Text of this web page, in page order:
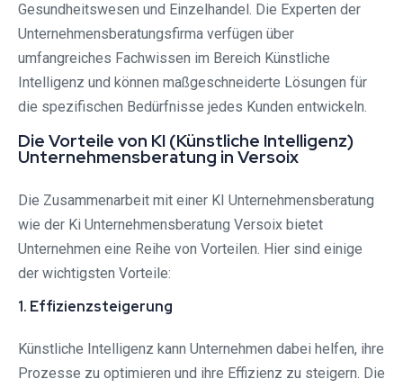
Gesundheitswesen und Einzelhandel. Die Experten der
Unternehmensberatungsfirma verfügen über
umfangreiches Fachwissen im Bereich Künstliche
Intelligenz und können maßgeschneiderte Lösungen für
die spezifischen Bedürfnisse jedes Kunden entwickeln.
Die Vorteile von KI (Künstliche Intelligenz)
Unternehmensberatung in Versoix
Die Zusammenarbeit mit einer KI Unternehmensberatung
wie der Ki Unternehmensberatung Versoix bietet
Unternehmen eine Reihe von Vorteilen. Hier sind einige
der wichtigsten Vorteile:
1. Effizienzsteigerung
Künstliche Intelligenz kann Unternehmen dabei helfen, ihre
Prozesse zu optimieren und ihre Effizienz zu steigern. Die